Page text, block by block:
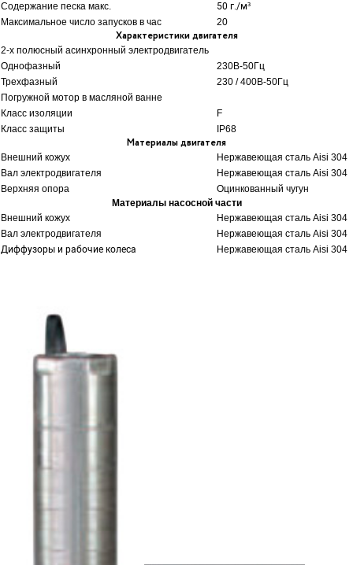
Содержание песка макс.
50 г./м³
Максимальное число запусков в час
20
Характеристики двигателя
2-х полюсный асинхронный электродвигатель
Однофазный
230В-50Гц
Трехфазный
230 / 400В-50Гц
Погружной мотор в масляной ванне
Класс изоляции
F
Класс защиты
IP68
Материалы двигателя
Внешний кожух
Нержавеющая сталь Aisi 304
Вал электродвигателя
Нержавеющая сталь Aisi 304
Верхняя опора
Оцинкованный чугун
Материалы насосной части
Внешний кожух
Нержавеющая сталь Aisi 304
Вал электродвигателя
Нержавеющая сталь Aisi 304
Диффузоры и рабочие колеса
Нержавеющая сталь Aisi 304